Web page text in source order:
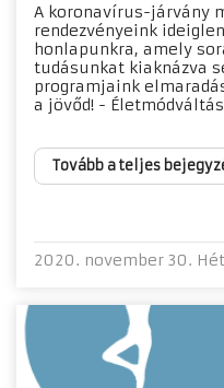
A koronavírus-járvány
rendezvényeink
honlapunkra, amely
tudásunkat kiaknázva
programjaink
a jövőd! -
Tovább a teljes
2020. november 30.